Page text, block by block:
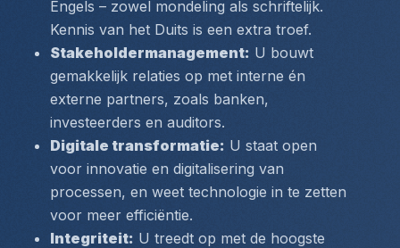
Engels – zowel mondeling als schriftelijk.
Kennis van het Duits is een extra troef.
Stakeholdermanagement: U bouwt
gemakkelijk relaties op met interne én
externe partners, zoals banken,
investeerders en auditors.
Digitale transformatie: U staat open
voor innovatie en digitalisering van
processen, en weet technologie in te zetten
voor meer efficiëntie.
Integriteit: U treedt op met de hoogste